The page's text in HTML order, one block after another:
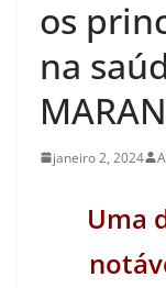
os
na
janeiro 2, 2024
Uma